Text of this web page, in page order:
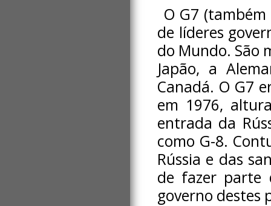
O G7
de líderes
do Mundo. São
Japão, a
Canadá. O G7
em 1976,
entrada da
como G-8.
Rússia e das
de fazer parte
governo destes